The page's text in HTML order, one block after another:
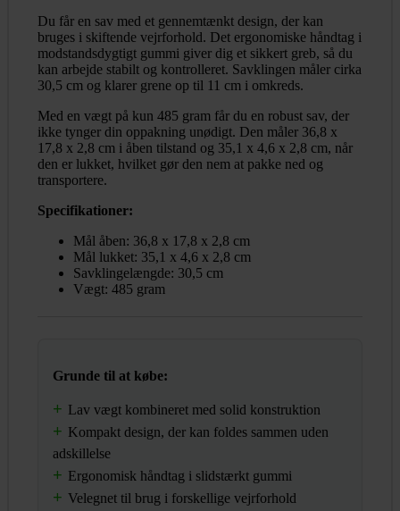
Du får en sav med et gennemtænkt design, der kan
bruges i skiftende vejrforhold. Det ergonomiske håndtag i
modstandsdygtigt gummi giver dig et sikkert greb, så du
kan arbejde stabilt og kontrolleret. Savklingen måler cirka
30,5 cm og klarer grene op til 11 cm i omkreds.
Med en vægt på kun 485 gram får du en robust sav, der
ikke tynger din oppakning unødigt. Den måler 36,8 x
17,8 x 2,8 cm i åben tilstand og 35,1 x 4,6 x 2,8 cm, når
den er lukket, hvilket gør den nem at pakke ned og
transportere.
Specifikationer:
Mål åben: 36,8 x 17,8 x 2,8 cm
Mål lukket: 35,1 x 4,6 x 2,8 cm
Savklingelængde: 30,5 cm
Vægt: 485 gram
Grunde til at købe:
Lav vægt kombineret med solid konstruktion
Kompakt design, der kan foldes sammen uden
adskillelse
Ergonomisk håndtag i slidstærkt gummi
Velegnet til brug i forskellige vejrforhold